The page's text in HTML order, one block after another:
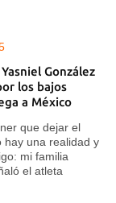
González
los bajos
a México
que dejar el
hay una realidad y
mi familia
el atleta